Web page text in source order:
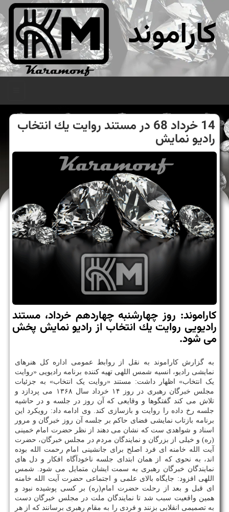
کاراموند
14 خرداد 68 در مستند روایت یك انتخاب
رادیو نمایش
كاراموند: روز چهارشنبه چهاردهم خرداد، مستند
رادیویی روایت یك انتخاب از رادیو نمایش پخش
می شود.
به گزارش کاراموند به نقل از روابط عمومی اداره کل هنرهای
نمایشی رادیو، انسیه شمس اللهی تهیه کننده برنامه رادیویی «روایت
یک انتخاب» اظهار داشت: مستند «روایت یک انتخاب» به جزئیات
مجلس خبرگان رهبری در روز ۱۴ خرداد سال ۱۳۶۸ می پردازد و
تلاش می کند گفتگوها و وقایعی که آن روز در جلسه و در حاشیه
جلسه رخ داده را روایت و بازسازی کند. وی ادامه داد: رویکرد این
برنامه بازتاب نمایشی فضای حاکم بر جلسه آن روز خبرگان و مرور
اسناد و شواهدی ست که نشان می دهند از نظر حضرت امام خمینی
(ره) و خیلی از بزرگان و نمایندگان مردم در مجلس خبرگان، حضرت
آیت الله خامنه ای فرد اصلح برای جانشینی امام رحمت الله بوده
اند، به نحوی که از همان ابتدای جلسه ناخودآگاه افکار و دل های
نمایندگان خبرگان رهبری به سمت ایشان متمایل می شود. شمس
اللهی افزود: جایگاه بالای علمی و اجتماعی حضرت آیت الله خامنه
ای قبل و بعد از رحلت حضرت امام(ره) بر کسی پوشیده نبود و
همین واقعیت سبب شد تا نمایندگان ملت در مجلس خبرگان دست
به تصمیمی انقلابی بزنند و فردی را به مقام رهبری برسانند که از هر